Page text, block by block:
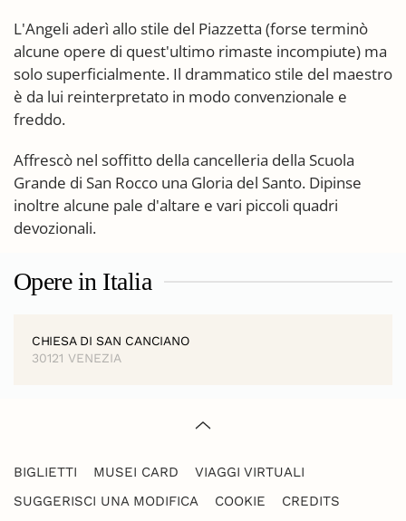
L'Angeli aderì allo stile del Piazzetta (forse terminò
alcune opere di quest'ultimo rimaste incompiute) ma
solo superficialmente. Il drammatico stile del maestro
è da lui reinterpretato in modo convenzionale e
freddo.
Affrescò nel soffitto della cancelleria della Scuola
Grande di San Rocco una Gloria del Santo. Dipinse
inoltre alcune pale d'altare e vari piccoli quadri
devozionali.
Opere in Italia
CHIESA DI SAN CANCIANO
30121 VENEZIA
BIGLIETTI MUSEI CARD
VIAGGI VIRTUALI
SUGGERISCI UNA MODIFICA
COOKIE CREDITS